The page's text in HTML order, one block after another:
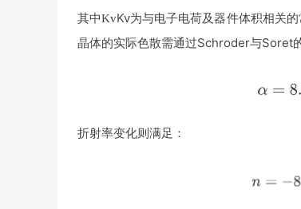
其中KvKv为与电子电荷及器件体积相关的
晶体的实际色散需通过Schroder与Soret
折射率变化则满足：